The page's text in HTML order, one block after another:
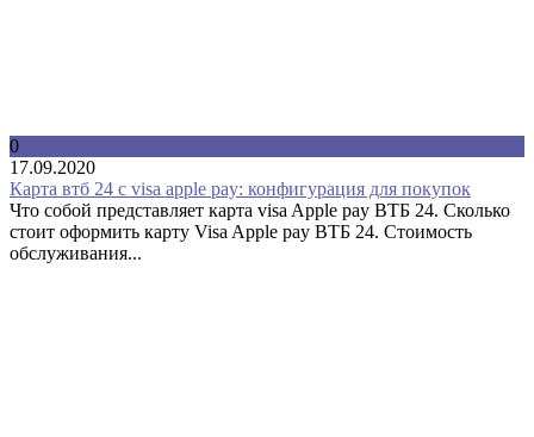
0
17.09.2020
Карта втб 24 с visa apple pay: конфигурация для покупок
Что собой представляет карта visa Apple pay ВТБ 24. Сколько
стоит оформить карту Visa Apple pay ВТБ 24. Стоимость
обслуживания...